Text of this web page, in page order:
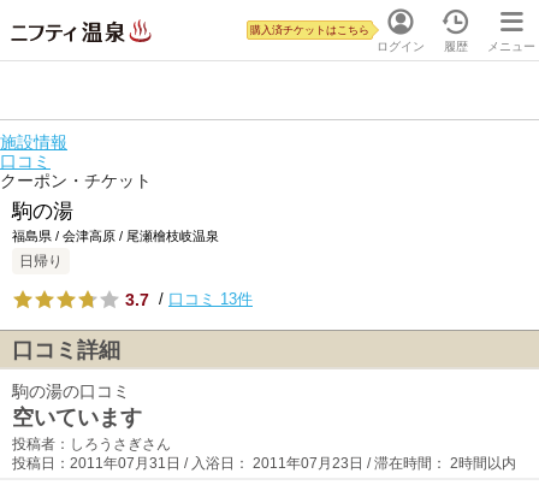
ログイン
購入済チケットはこちら
履歴 メニュー
施設情報
口コミ
クーポン・チケット
駒の湯
福島県 / 会津高原 / 尾瀬檜枝岐温泉
日帰り
3.7 / 口コミ 13件
口コミ詳細
駒の湯の口コミ
空いています
投稿者：しろうさぎさん
投稿日：2011年07月31日 / 入浴日： 2011年07月23日 / 滞在時間： 2時間以内